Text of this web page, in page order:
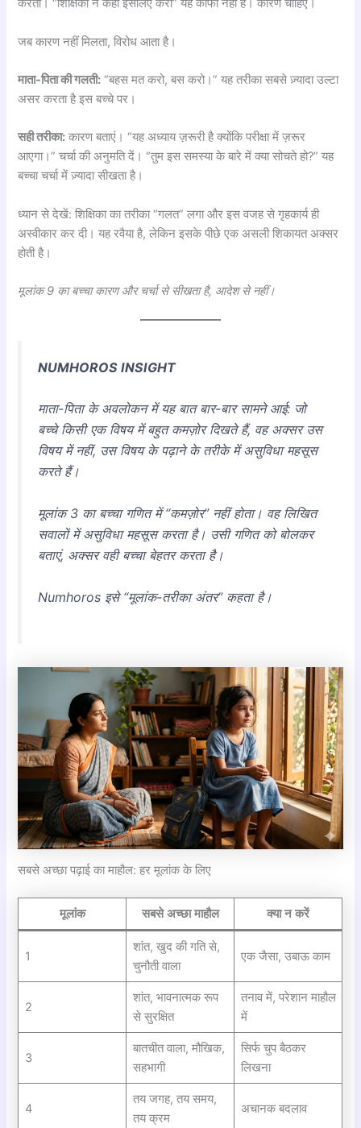
करता। “शिक्षिका ने कहा इसलिए करो” यह काफी नहीं है। कारण चाहिए।
जब कारण नहीं मिलता, विरोध आता है।
माता-पिता की गलती: “बहस मत करो, बस करो।” यह तरीका सबसे ज़्यादा उल्टा
असर करता है इस बच्चे पर।
सही तरीका: कारण बताएं। “यह अध्याय ज़रूरी है क्योंकि परीक्षा में ज़रूर
आएगा।” चर्चा की अनुमति दें। “तुम इस समस्या के बारे में क्या सोचते हो?” यह
बच्चा चर्चा में ज़्यादा सीखता है।
ध्यान से देखें: शिक्षिका का तरीका “गलत” लगा और इस वजह से गृहकार्य ही
अस्वीकार कर दी। यह रवैया है, लेकिन इसके पीछे एक असली शिकायत अक्सर
होती है।
मूलांक 9 का बच्चा कारण और चर्चा से सीखता है, आदेश से नहीं।
NUMHOROS INSIGHT
माता-पिता के अवलोकन में यह बात बार-बार सामने आई: जो
बच्चे किसी एक विषय में बहुत कमज़ोर दिखते हैं, वह अक्सर उस
विषय में नहीं, उस विषय के पढ़ाने के तरीके में असुविधा महसूस
करते हैं।
मूलांक 3 का बच्चा गणित में “कमज़ोर” नहीं होता। वह लिखित
सवालों में असुविधा महसूस करता है। उसी गणित को बोलकर
बताएं, अक्सर वही बच्चा बेहतर करता है।
Numhoros इसे “मूलांक-तरीका अंतर” कहता है।
सबसे अच्छा पढ़ाई का माहौल: हर मूलांक के लिए
मूलांक सबसे अच्छा माहौल क्या न करें
1
शांत, खुद की गति से,
चुनौती वाला
एक जैसा, उबाऊ काम
2
शांत, भावनात्मक रूप
से सुरक्षित
तनाव में, परेशान माहौल
में
3
बातचीत वाला, मौखिक,
सहभागी
सिर्फ चुप बैठकर
लिखना
4
तय जगह, तय समय,
तय क्रम
अचानक बदलाव